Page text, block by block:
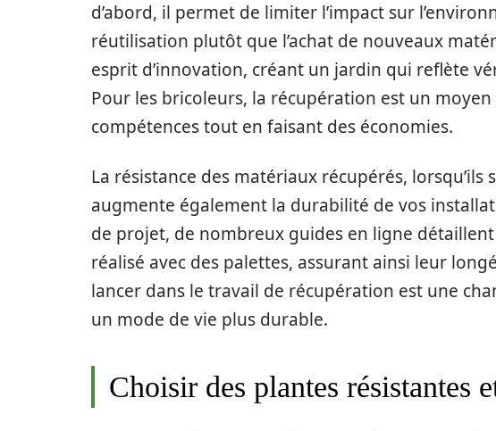
d’abord, il permet de limiter l’impact sur
réutilisation plutôt que l’achat de nouveaux
esprit d’innovation, créant un jardin qui reflète
Pour les bricoleurs, la récupération est un moyen
compétences tout en faisant des économies.
La résistance des matériaux récupérés,
augmente également la durabilité de vos
de projet, de nombreux guides en ligne
réalisé avec des palettes, assurant ainsi leur
lancer dans le travail de récupération est une
un mode de vie plus durable.
Choisir des plantes résistantes